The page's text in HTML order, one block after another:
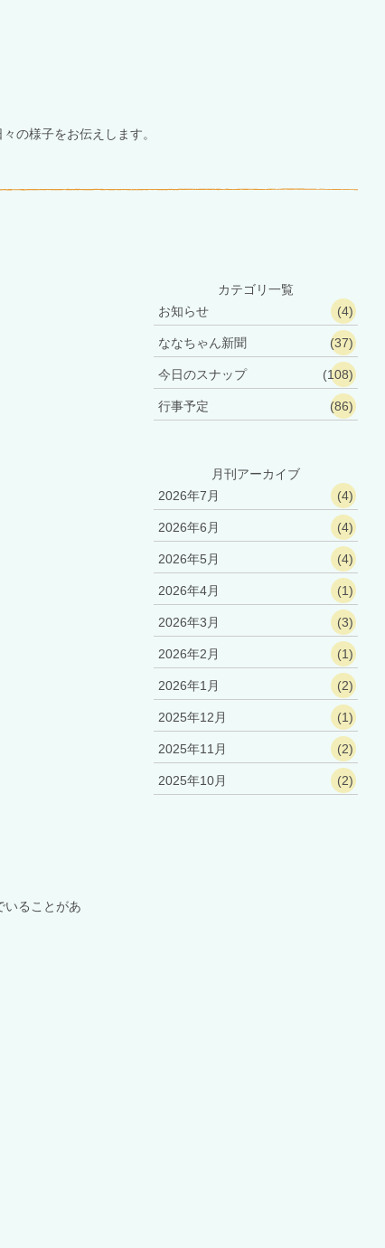
の様子をお伝えします。
いることがあ
カテゴリ一覧
お知らせ
(4)
ななちゃん新聞 (37)
今日のスナップ (108)
行事予定 (86)
月刊アーカイブ
2026年7月
(4)
2026年6月 (4)
2026年5月 (4)
2026年4月 (1)
2026年3月 (3)
2026年2月 (1)
2026年1月 (2)
2025年12月 (1)
2025年11月 (2)
2025年10月 (2)